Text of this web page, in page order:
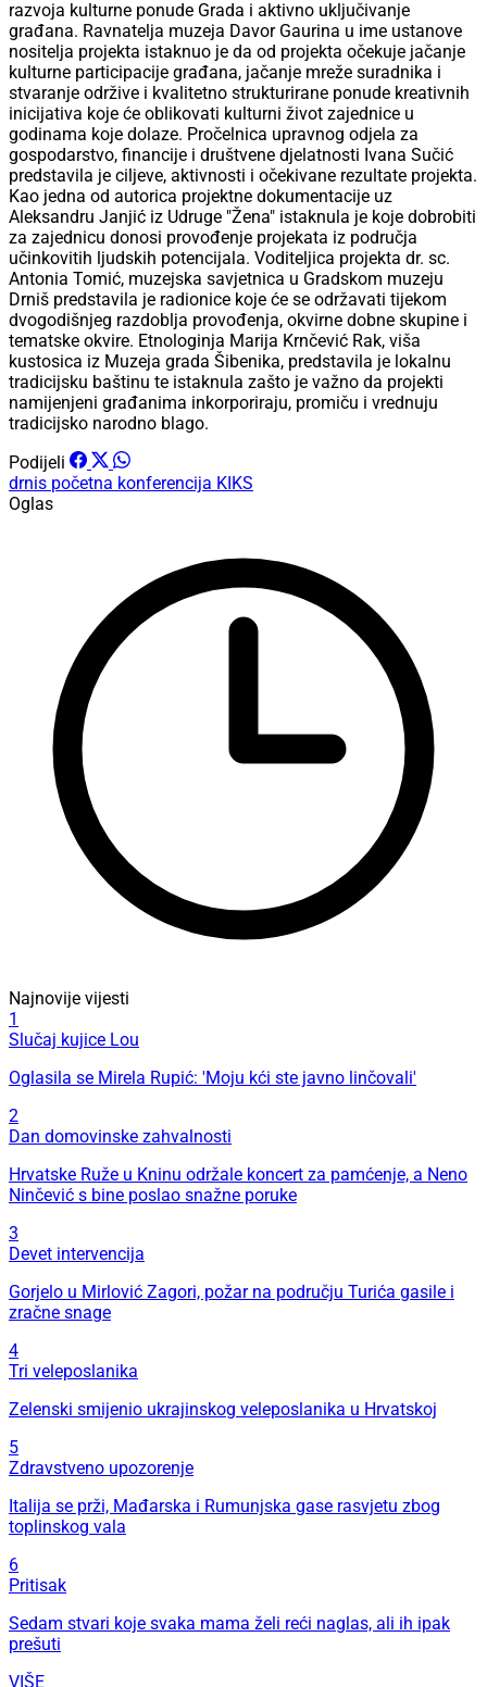
razvoja kulturne ponude Grada i aktivno uključivanje
građana. Ravnatelja muzeja Davor Gaurina u ime ustanove
nositelja projekta istaknuo je da od projekta očekuje jačanje
kulturne participacije građana, jačanje mreže suradnika i
stvaranje održive i kvalitetno strukturirane ponude kreativnih
inicijativa koje će oblikovati kulturni život zajednice u
godinama koje dolaze. Pročelnica upravnog odjela za
gospodarstvo, financije i društvene djelatnosti Ivana Sučić
predstavila je ciljeve, aktivnosti i očekivane rezultate projekta.
Kao jedna od autorica projektne dokumentacije uz
Aleksandru Janjić iz Udruge "Žena" istaknula je koje dobrobiti
za zajednicu donosi provođenje projekata iz područja
učinkovitih ljudskih potencijala. Voditeljica projekta dr. sc.
Antonia Tomić, muzejska savjetnica u Gradskom muzeju
Drniš predstavila je radionice koje će se održavati tijekom
dvogodišnjeg razdoblja provođenja, okvirne dobne skupine i
tematske okvire. Etnologinja Marija Krnčević Rak, viša
kustosica iz Muzeja grada Šibenika, predstavila je lokalnu
tradicijsku baštinu te istaknula zašto je važno da projekti
namijenjeni građanima inkorporiraju, promiču i vrednuju
tradicijsko narodno blago.
Podijeli
drnis početna konferencija KIKS
Oglas
Najnovije vijesti
1
Slučaj kujice Lou
Oglasila se Mirela Rupić: 'Moju kći ste javno linčovali'
2
Dan domovinske zahvalnosti
Hrvatske Ruže u Kninu održale koncert za pamćenje, a Neno
Ninčević s bine poslao snažne poruke
3
Devet intervencija
Gorjelo u Mirlović Zagori, požar na području Turića gasile i
zračne snage
4
Tri veleposlanika
Zelenski smijenio ukrajinskog veleposlanika u Hrvatskoj
5
Zdravstveno upozorenje
Italija se prži, Mađarska i Rumunjska gase rasvjetu zbog
toplinskog vala
6
Pritisak
Sedam stvari koje svaka mama želi reći naglas, ali ih ipak
prešuti
VIŠE